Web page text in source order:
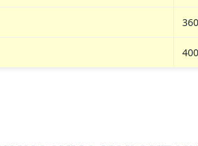
360
400